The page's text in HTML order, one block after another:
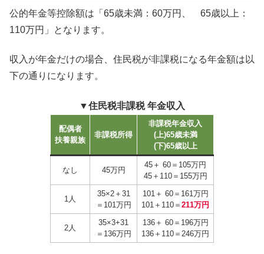
公的年金等控除額は「65歳未満：60万円、 65歳以上：
110万円」となります。
収入が年金だけの場合、住民税が非課税になる年金額は以
下の通りになります。
▼住民税非課税 年金収入
配偶者
扶養親族
非課税所得
非課税年金収入
(上)65歳未満
(下)65歳以上
なし 45万円
45＋ 60＝105万円
45＋110＝155万円
1人
35×2＋31
＝101万円
101＋ 60＝161万円
101＋110＝ 211万円
2人
35×3+31
＝136万円
136＋ 60＝196万円
136＋110＝246万円